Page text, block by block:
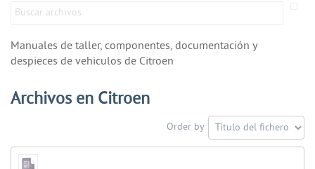
Manuales de taller, componentes, documentación y
despieces de vehiculos de Citroen
Archivos en Citroen
Order by